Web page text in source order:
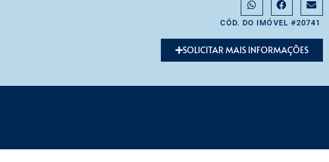
CÓD. DO IMÓVEL #20741
SOLICITAR MAIS INFORMAÇÕES